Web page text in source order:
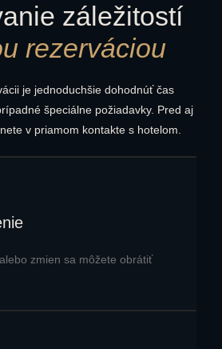
je jednoduchšie dohodnúť čas
špeciálne požiadavky. Pred aj
v priamom kontakte s hotelom.
záležitostí
rezerváciou
zmien sa môžete obrátiť